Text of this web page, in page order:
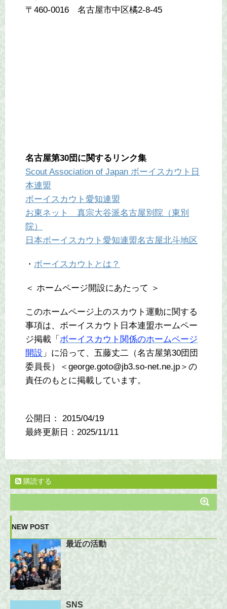
〒460-0016 名古屋市中区橘2-8-45
名古屋第30団に関するリンク集
Scout Association of Japan ボーイスカウト日
本連盟
ボーイスカウト愛知連盟
お東ネット 真宗大谷派名古屋別院（東別
院）
日本ボーイスカウト愛知連盟名古屋北斗地区
・ ボーイスカウトとは？
＜ ホームページ開設にあたって ＞
このホームページ上のスカウト運動に関する
事項は、ボーイスカウト日本連盟ホームペー
ジ掲載「 ボーイスカウト関係のホームページ
開設 」に沿って、五藤丈二（名古屋第30団団
委員長）＜george.goto@jb3.so-net.ne.jp＞の
責任のもとに掲載しています。
公開日： 2015/04/19
最終更新日：2025/11/11
購読する
NEW POST
最近の活動
SNS